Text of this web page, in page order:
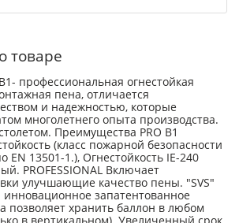
товаре
профессиональная огнестойкая
пена, отличается
и надежностью, которые
многолетнего опыта производства.
Преимущества PRO B1
(класс пожарной безопасности
EN 13501-1.), Огнестойкость IE-240
PROFESSIONAL Включает
улучшающие качество пены. ″SVS″
инновационное запатентованное
позволяет хранить баллон в любом